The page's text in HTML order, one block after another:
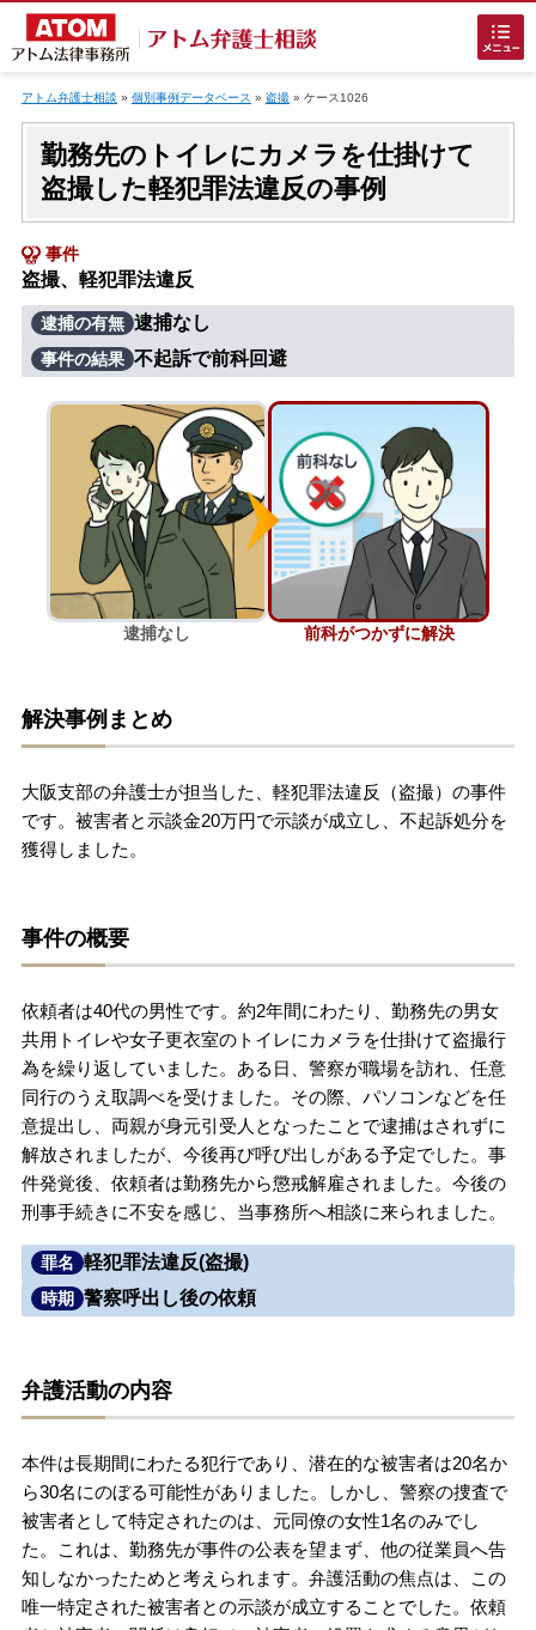
ホームに戻る
刑事事件でお困りの方
刑事事件の無料相談
接見・面会を弁護士に依頼
刑事事件を示談で解決したい
弁護士紹介
弁護士費用
解決実績
ご依頼者からのお手紙
無料相談の口コミ評判
刑事事件について 知りたい方
刑事事件データベース
アトム弁護士相談 » 個別事例データベース » 盗撮» ケース1026
勤務先のトイレにカメラを仕掛けて
盗撮した軽犯罪法違反の事例
事件
盗撮、軽犯罪法違反
逮捕の有無 逮捕なし
事件の結果 不起訴で前科回避
逮捕なし 前科がつかずに解決
解決事例まとめ
大阪支部の弁護士が担当した、軽犯罪法違反（盗撮）の事件
です。被害者と示談金20万円で示談が成立し、不起訴処分を
獲得しました。
事件の概要
依頼者は40代の男性です。約2年間にわたり、勤務先の男女
共用トイレや女子更衣室のトイレにカメラを仕掛けて盗撮行
為を繰り返していました。ある日、警察が職場を訪れ、任意
同行のうえ取調べを受けました。その際、パソコンなどを任
意提出し、両親が身元引受人となったことで逮捕はされずに
解放されましたが、今後再び呼び出しがある予定でした。事
件発覚後、依頼者は勤務先から懲戒解雇されました。今後の
刑事手続きに不安を感じ、当事務所へ相談に来られました。
罪名 軽犯罪法違反(盗撮)
時期 警察呼出し後の依頼
弁護活動の内容
本件は長期間にわたる犯行であり、潜在的な被害者は20名か
ら30名にのぼる可能性がありました。しかし、警察の捜査で
被害者として特定されたのは、元同僚の女性1名のみでし
た。これは、勤務先が事件の公表を望まず、他の従業員へ告
知しなかったためと考えられます。弁護活動の焦点は、この
唯一特定された被害者との示談が成立することでした。依頼